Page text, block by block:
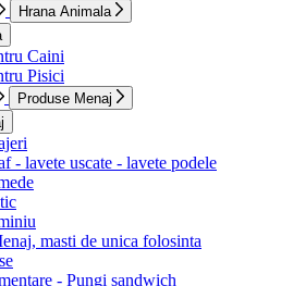
Hrana Animala
Caini
Pisici
Produse Menaj
- lavete uscate - lavete podele
masti de unica folosinta
- Pungi sandwich